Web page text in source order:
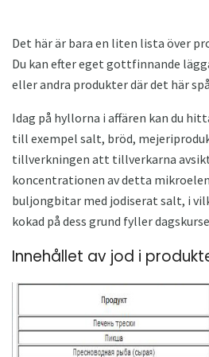
Det här är bara en liten lista över
Du kan efter eget gottfinnande
eller andra produkter där det här
Idag på hyllorna i affären kan du
till exempel salt, bröd,
tillverkningen att tillverkarna
koncentrationen av detta
buljongbitar med jodiserat salt, i
kokad på dess grund fyller
Innehållet av jod i